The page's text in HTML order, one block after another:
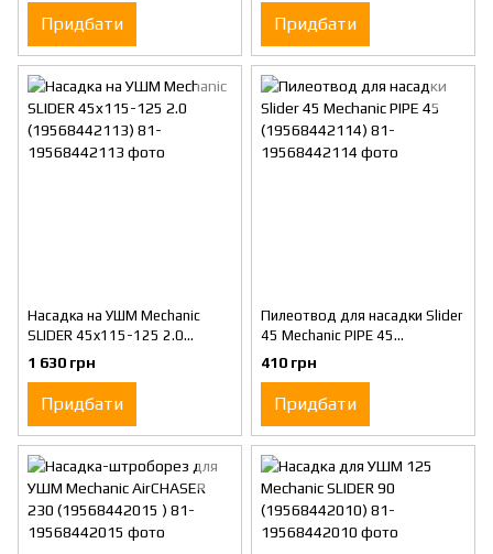
Придбати Придбати
Насадка на УШМ Mechanic
SLIDER 45x115-125 2.0
(19568442113)
1 630 грн
Придбати
Пилеотвод для насадки Slider
45 Mechanic PIPE 45
(19568442114)
410 грн
Придбати